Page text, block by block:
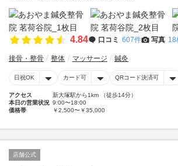
4.84 口コミ 607件 写真 18
接骨・整骨 整体 マッサージ 鍼灸
日祝OK カード可 QRコード決済可
アクセス
新大塚駅から1km （徒歩14分）
本日の営業状況 9:00〜18:00
価格帯
￥2,500〜￥35,000
店舗公式